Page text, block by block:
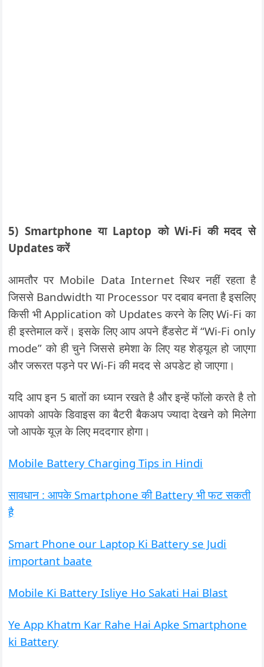
5) Smartphone या Laptop को Wi-Fi की मदद से
Updates करें
आमतौर पर Mobile Data Internet स्थिर नहीं रहता है
जिससे Bandwidth या Processor पर दबाव बनता है इसलिए
किसी भी Application को Updates करने के लिए Wi-Fi का
ही इस्तेमाल करें। इसके लिए आप अपने हैंडसेट में “Wi-Fi only
mode” को ही चुने जिससे हमेशा के लिए यह शेड्यूल हो जाएगा
और जरूरत पड़ने पर Wi-Fi की मदद से अपडेट हो जाएगा।
यदि आप इन 5 बातों का ध्यान रखते है और इन्हें फॉलो करते है तो
आपको आपके डिवाइस का बैटरी बैकअप ज्यादा देखने को मिलेगा
जो आपके यूज़ के लिए मददगार होगा।
Mobile Battery Charging Tips in Hindi
सावधान : आपके Smartphone की Battery भी फट सकती
है
Smart Phone our Laptop Ki Battery se Judi
important baate
Mobile Ki Battery Isliye Ho Sakati Hai Blast
Ye App Khatm Kar Rahe Hai Apke Smartphone
ki Battery